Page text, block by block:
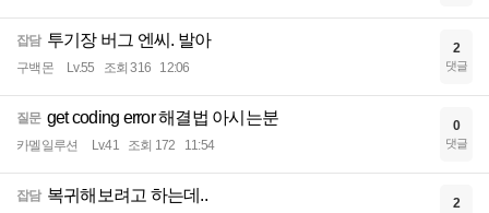
잡담 투기장 버그 엔씨. 발아
구백몬 Lv.55 조회 316 12:06
2
댓글
질문 get coding error 해결법 아시는분
카멜일루션 Lv.41 조회 172 11:54
0
댓글
잡담 복귀해보려고 하는데.. 2